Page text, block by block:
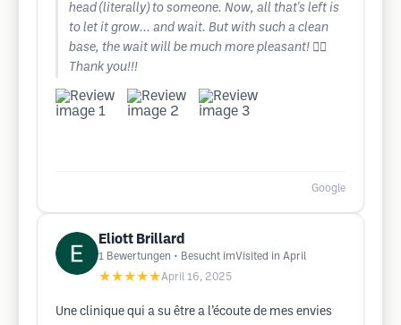
head (literally) to someone. Now, all that's left is
to let it grow... and wait. But with such a clean
base, the wait will be much more pleasant! 💆‍♂️
Thank you!!!
Google
Eliott Brillard
1 Bewertungen • Besucht imVisited in April
★★★★★April 16, 2025
Une clinique qui a su être a l’écoute de mes envies